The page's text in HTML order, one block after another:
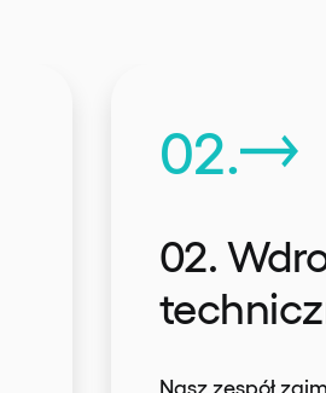
02.
02.
Nasz zespół